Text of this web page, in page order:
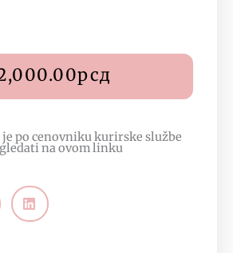
рсд
je po cenovniku kurirske službe
naovom linku